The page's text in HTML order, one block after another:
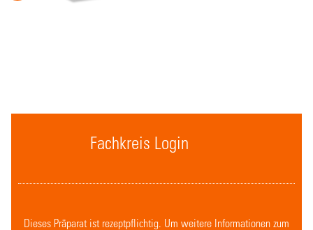
Fachkreis Login
Dieses Präparat ist rezeptpflichtig. Um weitere Informationen zum